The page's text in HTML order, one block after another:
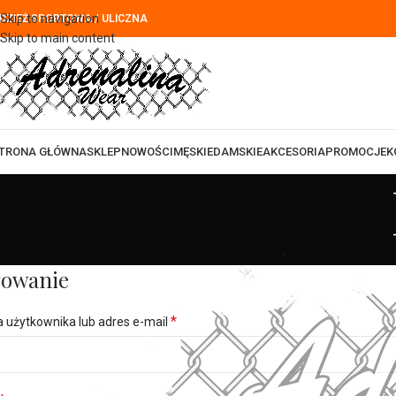
Skip to navigation
Skip to main content
SPORTOWA / ULICZNA
GŁÓWNASKLEPNOWOŚCIMĘSKIEDAMSKIEAKCESORIAPROMOCJE
użytkownika lub adres e-mail *